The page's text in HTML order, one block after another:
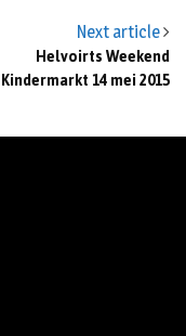
Next article
Helvoirts Weekend
Kindermarkt 14 mei 2015